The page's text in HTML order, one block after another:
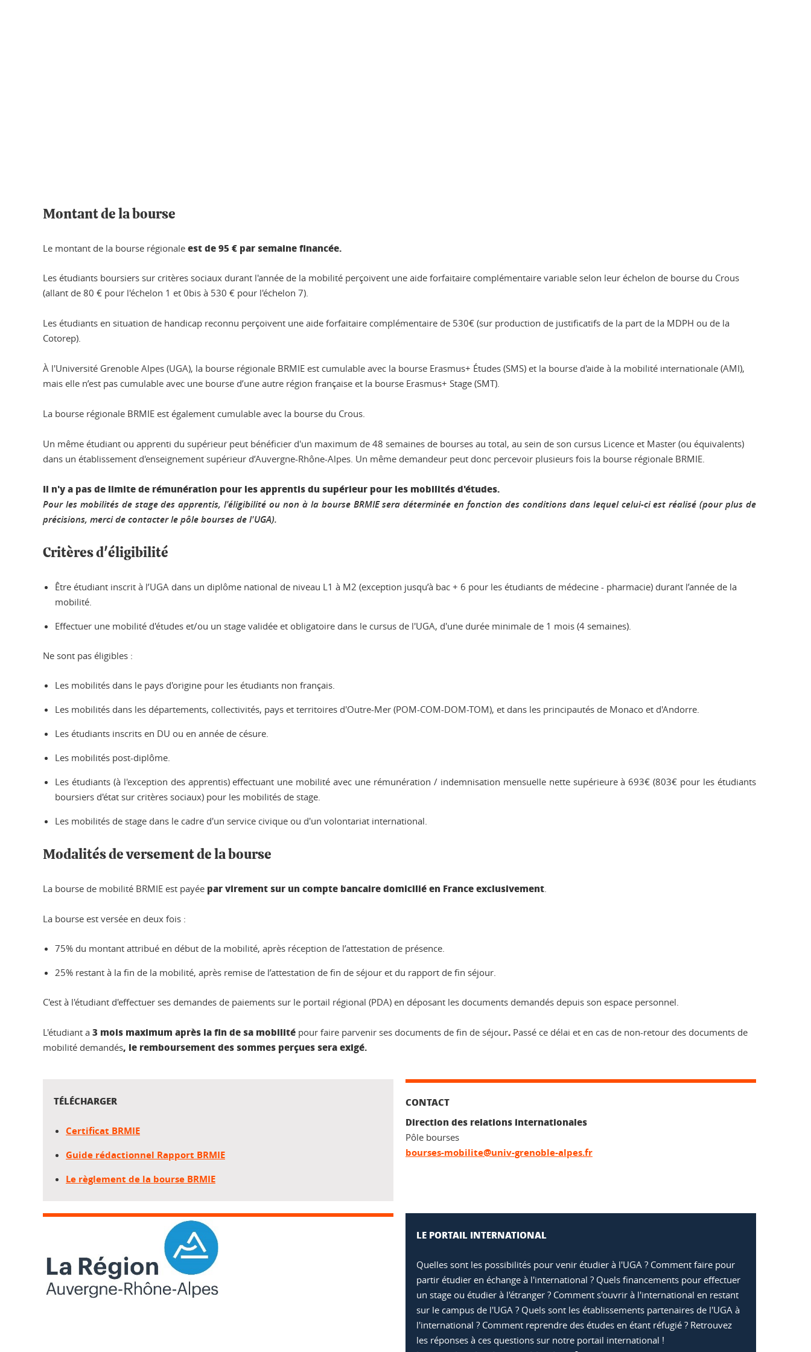
Montant de la bourse
Le montant de la bourse régionale est de 95 € par semaine financée.
Les étudiants boursiers sur critères sociaux durant l'année de la mobilité perçoivent une aide forfaitaire complémentaire variable selon leur échelon de bourse du Crous
(allant de 80 € pour l'échelon 1 et 0bis à 530 € pour l'échelon 7).
Les étudiants en situation de handicap reconnu perçoivent une aide forfaitaire complémentaire de 530€ (sur production de justificatifs de la part de la MDPH ou de la
Cotorep).
À l'Université Grenoble Alpes (UGA), la bourse régionale BRMIE est cumulable avec la bourse Erasmus+ Études (SMS) et la bourse d'aide à la mobilité internationale (AMI),
mais elle n’est pas cumulable avec une bourse d’une autre région française et la bourse Erasmus+ Stage (SMT).
La bourse régionale BRMIE est également cumulable avec la bourse du Crous.
Un même étudiant ou apprenti du supérieur peut bénéficier d'un maximum de 48 semaines de bourses au total, au sein de son cursus Licence et Master (ou équivalents)
dans un établissement d'enseignement supérieur d’Auvergne-Rhône-Alpes. Un même demandeur peut donc percevoir plusieurs fois la bourse régionale BRMIE.
Il n'y a pas de limite de rémunération pour les apprentis du supérieur pour les mobilités d'études.
Pour les mobilités de stage des apprentis, l'éligibilité ou non à la bourse BRMIE sera déterminée en fonction des conditions dans lequel celui-ci est réalisé (pour plus de
précisions, merci de contacter le pôle bourses de l'UGA).
Critères d'éligibilité
Être étudiant inscrit à l’UGA dans un diplôme national de niveau L1 à M2 (exception jusqu’à bac + 6 pour les étudiants de médecine - pharmacie) durant l’année de la
mobilité.
Effectuer une mobilité d'études et/ou un stage validée et obligatoire dans le cursus de l'UGA, d'une durée minimale de 1 mois (4 semaines).
Ne sont pas éligibles :
Les mobilités dans le pays d'origine pour les étudiants non français.
Les mobilités dans les départements, collectivités, pays et territoires d'Outre-Mer (POM-COM-DOM-TOM), et dans les principautés de Monaco et d'Andorre.
Les étudiants inscrits en DU ou en année de césure.
Les mobilités post-diplôme.
Les étudiants (à l'exception des apprentis) effectuant une mobilité avec une rémunération / indemnisation mensuelle nette supérieure à 693€ (803€ pour les étudiants
boursiers d'état sur critères sociaux) pour les mobilités de stage.
Les mobilités de stage dans le cadre d'un service civique ou d'un volontariat international.
Modalités de versement de la bourse
La bourse de mobilité BRMIE est payée par virement sur un compte bancaire domicilié en Franceexclusivement
La bourse est versée en deux fois :
75% du montant attribué en début de la mobilité, après réception de l’attestation de présence.
25% restant à la fin de la mobilité, après remise de l’attestation de fin de séjour et du rapport de fin séjour.
C'est à l'étudiant d'effectuer ses demandes de paiements sur le portail régional (PDA) en déposant les documents demandés depuis son espace personnel.
L'étudiant a 3 mois maximum après la fin de sa mobilité pour faire parvenir ses documents de fin de séjour. Passé ce délai et en cas de non-retour des documents de
mobilité demandés, le remboursement des sommes perçues sera exigé.
TÉLÉCHARGER
Certificat BRMIE
Guide rédactionnel Rapport BRMIE
Le règlement de la bourse BRMIE
CONTACT
Direction des relations internationales
Pôle bourses
bourses-mobilite@univ-grenoble-alpes.fr
LE PORTAIL INTERNATIONAL
Quelles sont les possibilités pour venir étudier à l'UGA ? Comment faire pour
partir étudier en échange à l'international ? Quels financements pour effectuer
un stage ou étudier à l'étranger ? Comment s'ouvrir à l'international en restant
sur le campus de l'UGA ? Quels sont les établissements partenaires de l'UGA à
l'international ? Comment reprendre des études en étant réfugié ? Retrouvez
les réponses à ces questions sur notre portail international !